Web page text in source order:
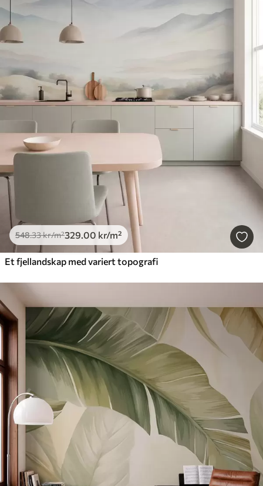
548.33kr/m²329.00 kr/m²
Et fjellandskap med variert topografi